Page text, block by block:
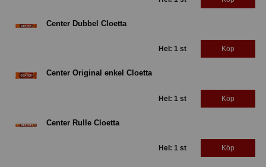
Center Dubbel Cloetta
Hel: 1 st Köp
Center Original enkel Cloetta
Hel: 1 st Köp
Center Rulle Cloetta
Hel: 1 st Köp